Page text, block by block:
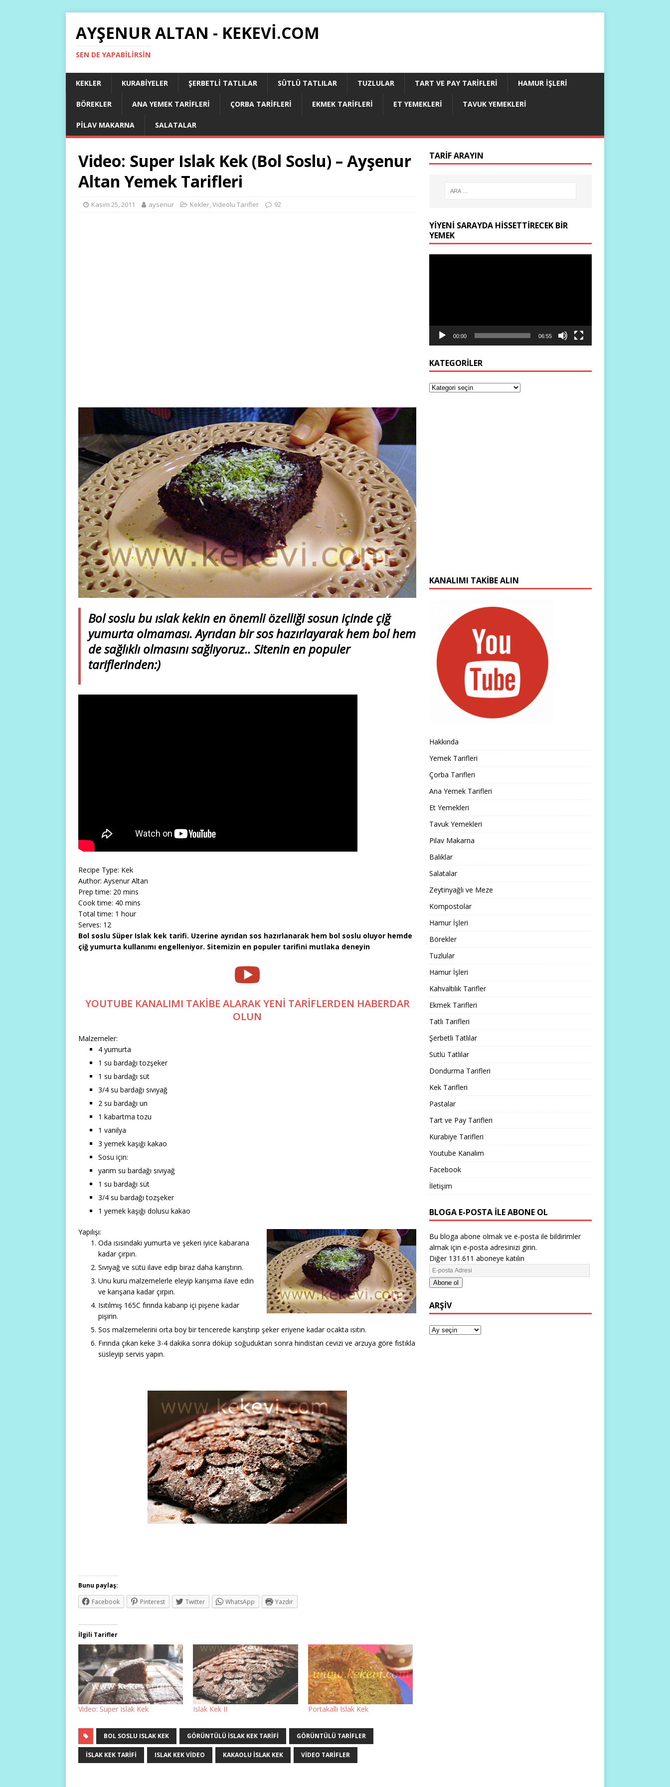
AYŞENUR ALTAN - KEKEVI.COM
SEN DE YAPABILIRSIN
KEKLER KURABIYELER ŞERBETLI TATLILAR SÜTLÜ TATLILAR TUZLULAR TART VE PAY TARIFLERI HAMUR İŞLERI
BÖREKLER ANA YEMEK TARIFLERI ÇORBA TARIFLERI EKMEK TARIFLERI ET YEMEKLERI TAVUK YEMEKLERI
PILAV MAKARNA SALATALAR
Video: Super Islak Kek (Bol Soslu) – Ayşenur
Altan Yemek Tarifleri
Kasım 25, 2011 aysenur Kekler,Videolu Tarifler 92
Bol soslu bu ıslak kekin en önemli özelliği sosun içinde çiğ
yumurta olmaması. Ayrıdan bir sos hazırlayarak hem bol hem
de sağlıklı olmasını sağlıyoruz.. Sitenin en populer
tariflerinden:)
Recipe Type: Kek
Author: Aysenur Altan
Prep time: 20 mins
Cook time: 40 mins
Total time: 1 hour
Serves: 12
Bol soslu Süper Islak kek tarifi. Uzerine ayrıdan sos hazırlanarak hem bol soslu oluyor hemde
çiğ yumurta kullanımı engelleniyor. Sitemizin en populer tarifini mutlaka deneyin
YOUTUBE KANALIMI TAKİBE ALARAK YENİ TARİFLERDEN HABERDAR
OLUN
Malzemeler:
4 yumurta
1 su bardağı tozşeker
1 su bardağı süt
3/4 su bardağı sıvıyağ
2 su bardağı un
1 kabartma tozu
1 vanilya
3 yemek kaşığı kakao
Sosu için:
yarım su bardağı sıvıyağ
1 su bardağı süt
3/4 su bardağı tozşeker
1 yemek kaşığı dolusu kakao
Yapılışı:
Oda ısısındaki yumurta ve şekeri iyice kabarana
kadar çırpın.
Sıvıyağ ve sütü ilave edip biraz daha karıştırın.
Unu kuru malzemelerle eleyip karışıma ilave edin
ve karışana kadar çırpın.
Isıtılmış 165C fırında kabarıp içi pişene kadar
pişirin.
Sos malzemelerini orta boy bir tencerede karıştırıp şeker eriyene kadar ocakta ısıtın.
Fırında çıkan keke 3-4 dakika sonra döküp soğuduktan sonra hindistan cevizi ve arzuya göre fıstıkla
süsleyip servis yapın.
Bunu paylaş:
Facebook
Pinterest Twitter WhatsApp Yazdır
İlgili Tarifler
Video: Süper Islak Kek Islak Kek II Portakallı Islak Kek
BOL SOSLU ISLAK KEK GÖRÜNTÜLÜ ISLAK KEK TARIFI GÖRÜNTÜLÜ TARIFLER
ISLAK KEK TARIFI ISLAK KEK VIDEO KAKAOLU ISLAK KEK VIDEO TARIFLER
TARIF ARAYIN
YIYENI SARAYDA HISSETTIRECEK BIR
YEMEK
00:00 06:55
KATEGORILER
KANALIMI TAKIBE ALIN
Hakkında
Yemek Tarifleri
Çorba Tarifleri
Ana Yemek Tarifleri
Et Yemekleri
Tavuk Yemekleri
Pilav Makarna
Balıklar
Salatalar
Zeytinyağlı ve Meze
Kompostolar
Hamur İşleri
Börekler
Tuzlular
Hamur İşleri
Kahvaltılık Tarifler
Ekmek Tarifleri
Tatlı Tarifleri
Şerbetli Tatlılar
Sütlü Tatlılar
Dondurma Tarifleri
Kek Tarifleri
Pastalar
Tart ve Pay Tarifleri
Kurabiye Tarifleri
Youtube Kanalım
Facebook
İletişim
BLOGA E-POSTA ILE ABONE OL
Bu bloga abone olmak ve e-posta ile bildirimler
almak için e-posta adresinizi girin.
Diğer 131.611 aboneye katılın
Abone ol
ARŞIV